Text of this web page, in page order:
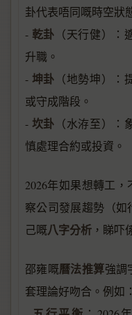
卦代表唔同嘅時空狀
- 乾卦 （天行健）
升職。
- 坤卦 （地勢坤）
或守成階段。
- 坎卦 （水洊至）
慎處理合約或投資。
2026年如果想轉工，
察公司發展趨勢（如
己嘅八字分析 ，睇吓
邵雍嘅曆法推算強調
套理論好吻合。例如：